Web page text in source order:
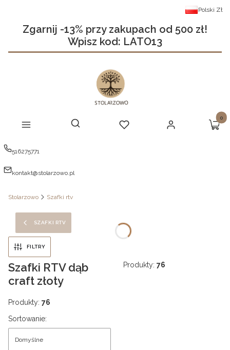
Polski Zł
Zgarnij -13% przy zakupach od 500 zł!
Wpisz kod: LATO13
Menu Otwórz wyszukiwarkę
Szukaj Ulubione Zaloguj się
516275771
kontakt@stolarzowo.pl
Stolarzowo Szafki rtv
SZAFKI RTV
FILTRY
Szafki RTV dąb
craft złoty
Produkty: 76
Produkty: 76
Lista produktów
Sortowanie:
Domyślne